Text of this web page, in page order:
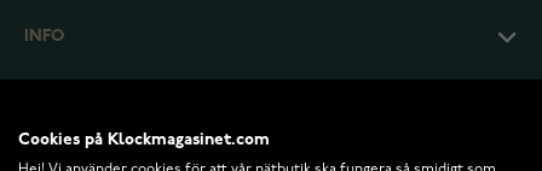
INFO
Cookies på Klockmagasinet.com